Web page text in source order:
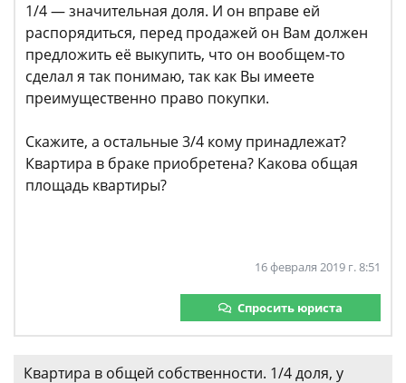
1/4 — значительная доля. И он вправе ей
распорядиться, перед продажей он Вам должен
предложить её выкупить, что он вообщем-то
сделал я так понимаю, так как Вы имеете
преимущественно право покупки.
Скажите, а остальные 3/4 кому принадлежат?
Квартира в браке приобретена? Какова общая
площадь квартиры?
16 февраля 2019 г. 8:51
Спросить юриста
Квартира в общей собственности. 1/4 доля, у